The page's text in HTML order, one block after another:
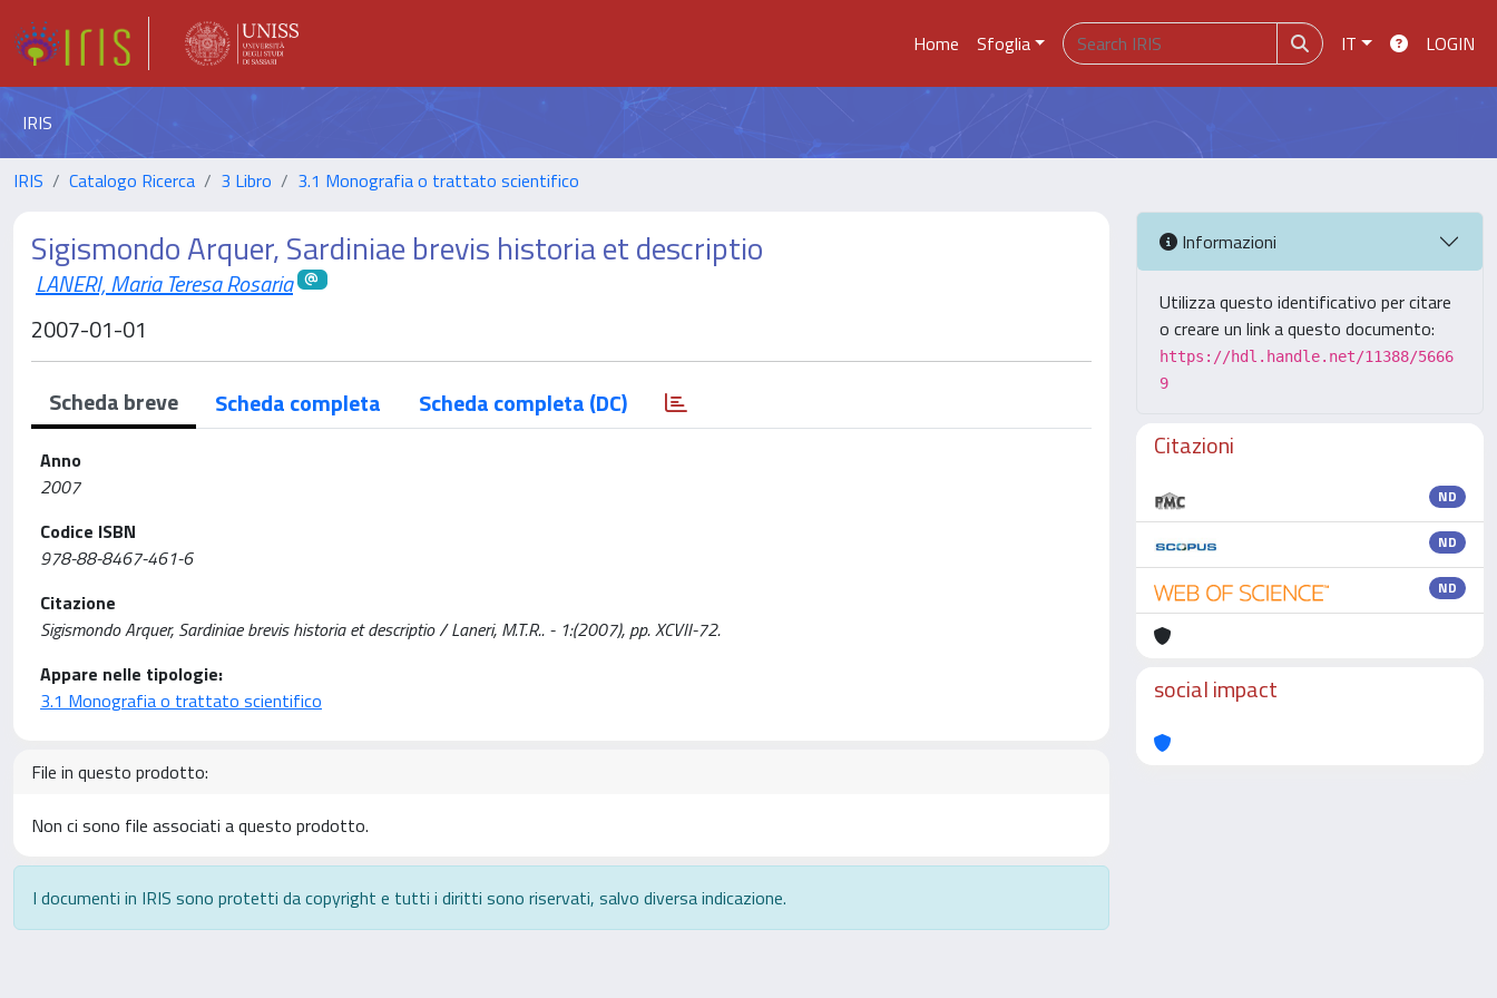
Home Sfoglia IT LOGIN
IRIS
IRIS Catalogo Ricerca 3 Libro 3.1 Monografia o trattato scientifico
Sigismondo Arquer, Sardiniae brevis historia et descriptio
LANERI, Maria Teresa Rosaria
2007-01-01
Scheda breve Scheda completa Scheda completa (DC)
Anno
2007
Codice ISBN
978-88-8467-461-6
Citazione
Sigismondo Arquer, Sardiniae brevis historia et descriptio / Laneri, M.T.R.. - 1:(2007), pp. XCVII-72.
Appare nelle tipologie:
3.1 Monografia o trattato scientifico
File in questo prodotto:
Non ci sono file associati a questo prodotto.
I documenti in IRIS sono protetti da copyright e tutti i diritti sono riservati, salvo diversa indicazione.
Informazioni
Utilizza questo identificativo per citare
o creare un link a questo documento:
https://hdl.handle.net/11388/5666
9
Citazioni
ND
ND
ND
social impact